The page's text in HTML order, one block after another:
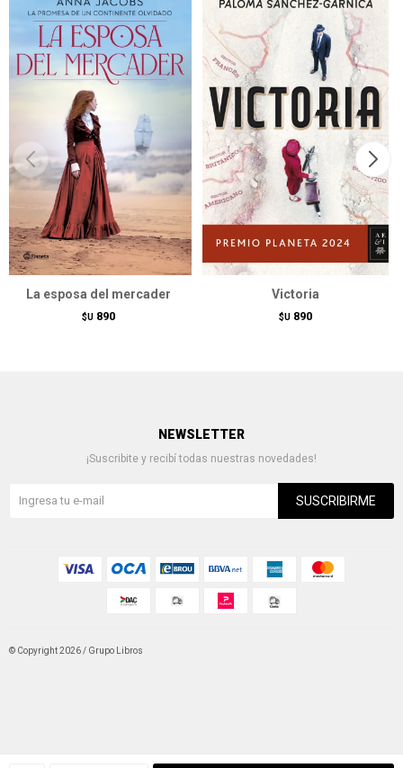
La esposa del mercader
$U 890
Victoria
$U 890
NEWSLETTER
¡Suscribite y recibí todas nuestras novedades!
SUSCRIBIRME
© Copyright 2026 / Grupo Libros